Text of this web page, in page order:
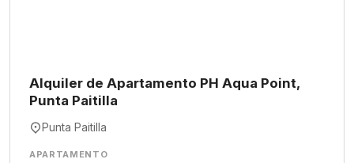
Alquiler de Apartamento PH Aqua Point,
Punta Paitilla
Punta Paitilla
APARTAMENTO